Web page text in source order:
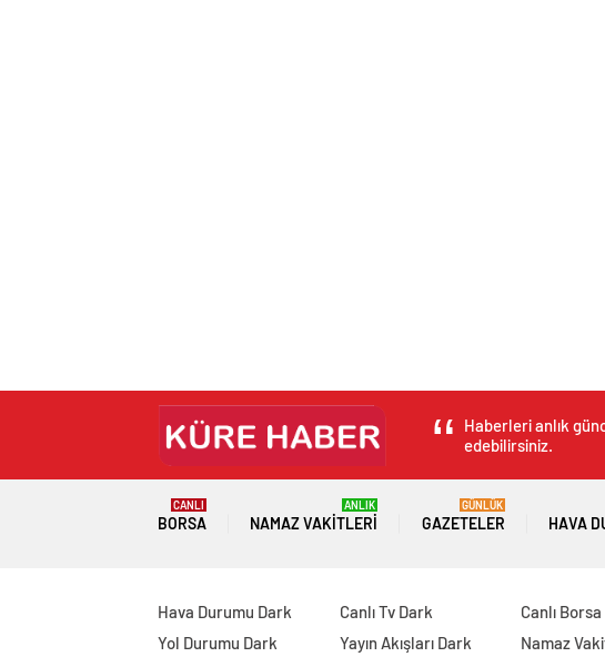
Haberleri anlık
edebilirsiniz.
BORSA
CANLI
NAMAZ VAKITLERI
ANLIK
GAZETELER
GÜNLÜK
HAVA
Hava Durumu Dark
Yol Durumu Dark
Canlı Tv Dark
Yayın Akışları Dark
Canlı Borsa
Namaz